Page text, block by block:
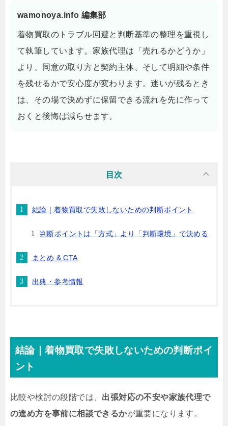
wamonoya.info 編集部
着物買取のトラブル回避と判断基準の整理を重視し
て執筆しています。家族代理は「売れるかどうか」
より、同意の取り方と契約主体、そして明細や条件
を残せるかで安心度が変わります。迷いが残るとき
は、その場で決めずに保留できる流れを先に作って
おくと後悔は減らせます。
目次
結論｜着物買取で失敗しないための判断ポイント
判断ポイントは「方式」より「判断環境」で決める
まとめ & CTA
出典・参考情報
結論｜着物買取で失敗しないための判断ポイ
ント
比較や検討の段階では、 出張対応の不安や家族代理で
の進め方を事前に相談できるかが重要になります。